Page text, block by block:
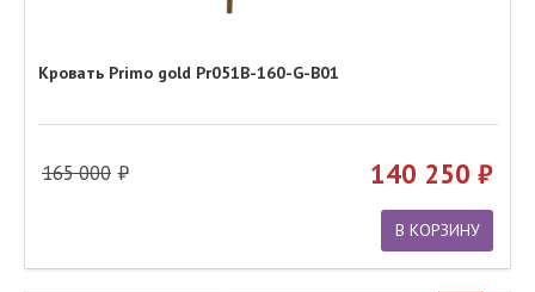
Кровать Primo gold Pr051B-160-G-B01
165 000 140 250
В КОРЗИНУ